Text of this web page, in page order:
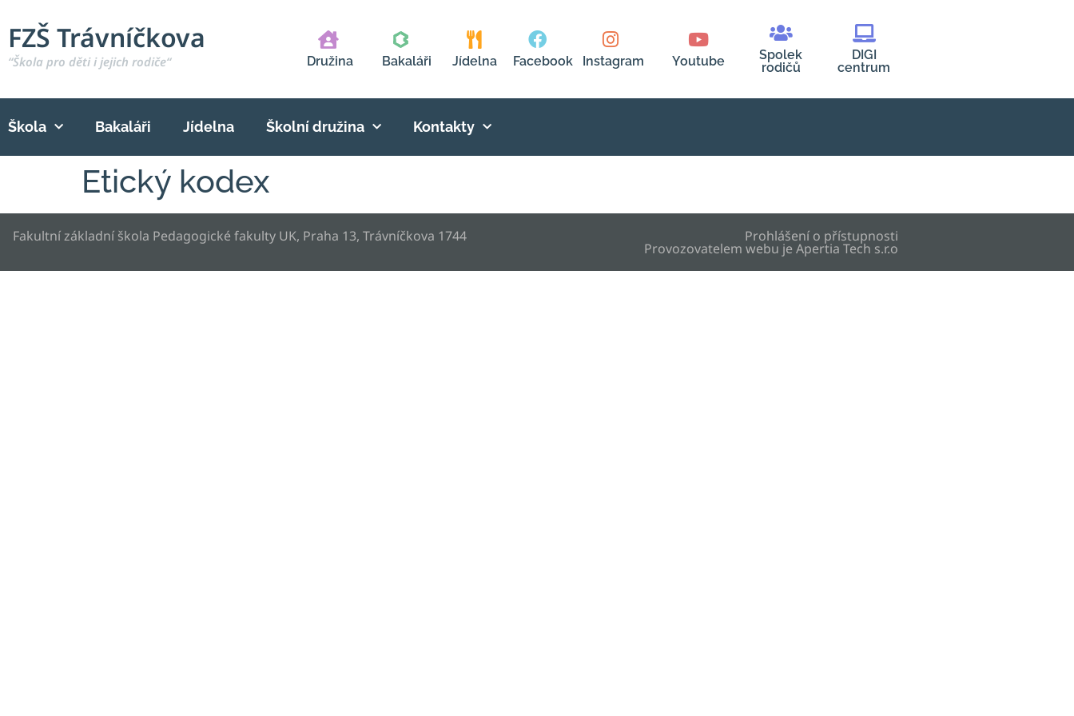
FZŠ Trávníčkova
“Škola pro děti i jejich rodiče“ Družina Bakaláři Jídelna Facebook Instagram Youtube
Spolek
rodičů
DIGI
centrum
Škola Bakaláři Jídelna Školní družina Kontakty
Etický kodex
Fakultní základní škola Pedagogické fakulty UK, Praha 13, Trávníčkova 1744 Prohlášení o přístupnosti
Provozovatelem webu jeApertia Tech s.r.o